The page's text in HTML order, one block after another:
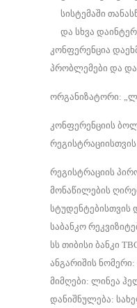
სისტემაში
და სხვა
კონფერენცია
პრობლემები და
ორგანიზატორი:
კონფერენციის
რეგისტრაციის
მონაწილების
სტუდენტებისთვის
საბანკო
სს თიბისი ბანკი
ანგარიშის ნომერი:
მიმღები: ლინეა
დანიშნულება: